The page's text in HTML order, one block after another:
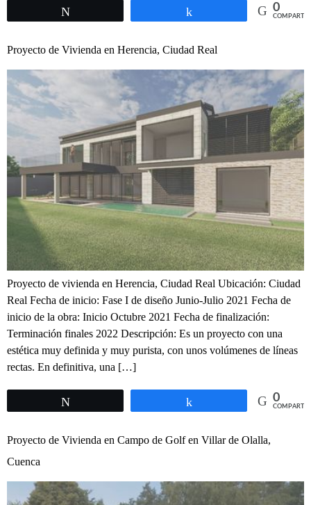
0
COMPARTIR
Proyecto de Vivienda en Herencia, Ciudad Real
Proyecto de vivienda en Herencia, Ciudad Real Ubicación: Ciudad
Real Fecha de inicio: Fase I de diseño Junio-Julio 2021 Fecha de
inicio de la obra: Inicio Octubre 2021 Fecha de finalización:
Terminación finales 2022 Descripción: Es un proyecto con una
estética muy definida y muy purista, con unos volúmenes de líneas
rectas. En definitiva, una […]
0
COMPARTIR
Proyecto de Vivienda en Campo de Golf en Villar de Olalla,
Cuenca